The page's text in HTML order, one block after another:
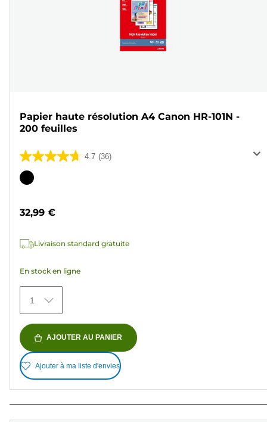
Papier haute résolution A4 Canon HR-101N -
200 feuilles
4.7 (36)
4.7
sur
36
Cartouche
32,99 €
Livraison standard gratuite
En stock en ligne
1
AJOUTER AU PANIER
Ajouter à ma liste d'envies